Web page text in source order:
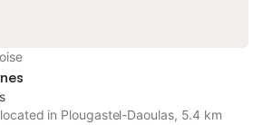
in Plougastel-Daoulas, 5.4 km